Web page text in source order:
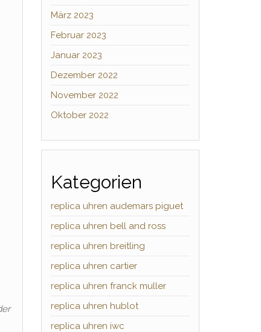
März 2023
Februar 2023
Januar 2023
Dezember 2022
November 2022
Oktober 2022
Kategorien
replica uhren audemars piguet
replica uhren bell and ross
replica uhren breitling
replica uhren cartier
replica uhren franck muller
replica uhren hublot
replica uhren iwc